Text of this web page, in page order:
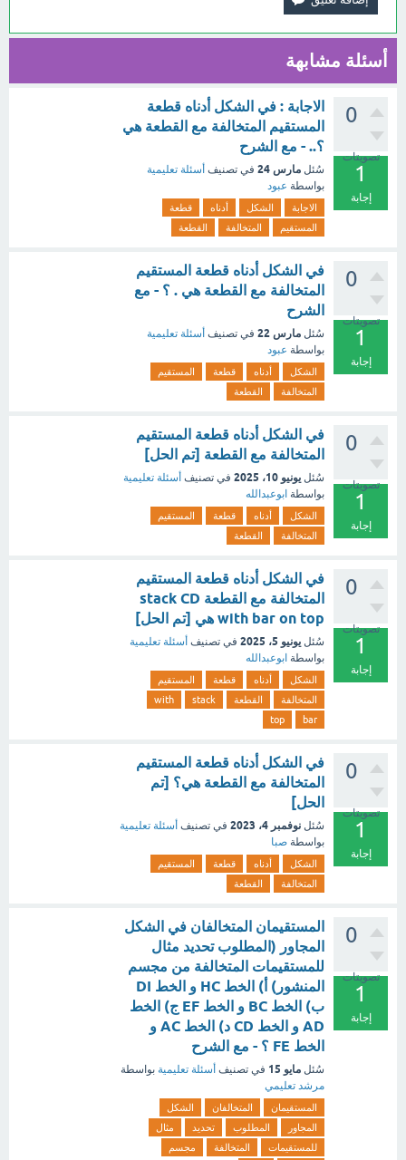
أسئلة مشابهة
0
تصويتات
1
إجابة
الاجابة : في الشكل أدناه قطعة
المستقيم المتخالفة مع القطعة هي
؟.. - مع الشرح
سُئل مارس 24 في تصنيف أسئلة تعليمية
بواسطة عبود
الاجابة الشكل أدناه
قطعة
المستقيم
المتخالفة القطعة
0
تصويتات
1
إجابة
في الشكل أدناه قطعة المستقيم
المتخالفة مع القطعة هي . ؟ - مع
الشرح
سُئل مارس 22 في تصنيف أسئلة تعليمية
بواسطة عبود
الشكل أدناه قطعة
المستقيم
المتخالفة
القطعة
0
تصويتات
1
إجابة
في الشكل أدناه قطعة المستقيم
المتخالفة مع القطعة [تم الحل]
سُئل يونيو 10، 2025 في تصنيف أسئلة تعليمية
بواسطة ابوعبدالله
الشكل أدناه قطعة
المستقيم
المتخالفة
القطعة
0
تصويتات
1
إجابة
في الشكل أدناه قطعة المستقيم
المتخالفة مع القطعة stack CD
with bar on top هي [تم الحل]
سُئل يونيو 5، 2025 في تصنيف أسئلة تعليمية
بواسطة ابوعبدالله
الشكل أدناه قطعة
المستقيم
المتخالفة
القطعة stack
with
bar
top
0
تصويتات
1
إجابة
في الشكل أدناه قطعة المستقيم
المتخالفة مع القطعة هي؟ [تم
الحل]
سُئل نوفمبر 4، 2023 في تصنيف أسئلة تعليمية
بواسطة صبا
الشكل أدناه قطعة
المستقيم
المتخالفة
القطعة
0
تصويتات
1
إجابة
المستقيمان المتخالفان في الشكل
المجاور (المطلوب تحديد مثال
للمستقيمات المتخالفة من مجسم
المنشور) أ) الخط HC و الخط DI
ب) الخط BC و الخط EF ج) الخط
AD و الخط CD د) الخط AC و
الخط FE ؟ - مع الشرح
سُئل مايو 15 في تصنيف أسئلة تعليمية بواسطة
مرشد تعليمي
المستقيمان المتخالفان
الشكل
المجاور
المطلوب تحديد
مثال
للمستقيمات
المتخالفة
مجسم